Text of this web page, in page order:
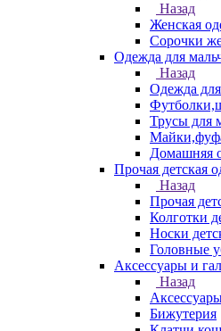
Назад
Женская
Сорочки
Одежда для
Назад
Одежда
Трусы для
Домашняя
Прочая детская
Назад
Прочая
Колготки
Носки
Головные
Аксессуары и
Назад
Бижутерия